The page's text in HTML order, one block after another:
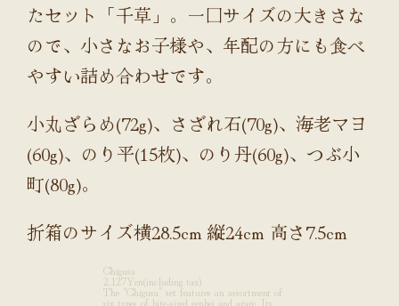
たセット「千草」。一口サイズの大きさな
ので、小さなお子様や、年配の方にも食べ
やすい詰め合わせです。
小丸ざらめ(72g)、さざれ石(70g)、海老マヨ
(60g)、のり平(15枚)、のり丹(60g)、つぶ小
町(80g)。
折箱のサイズ横28.5cm 縦24cm 高さ7.5cm
Chigusa
2,127Yen(including tax)
The “Chigusa” set features an assortment of
six types of bite-sized senbei and arare. Its